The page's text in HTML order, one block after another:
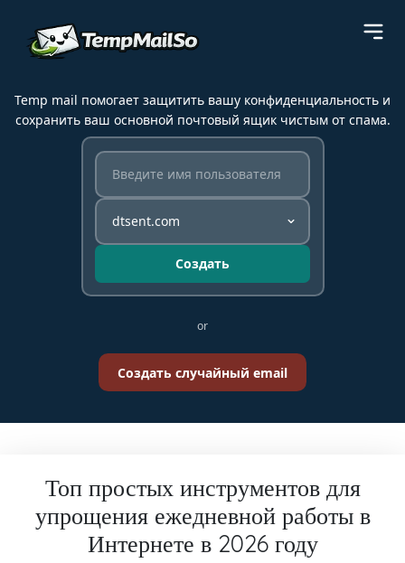
Temp mail помогает защитить вашу конфиденциальность и
сохранить ваш основной почтовый ящик чистым от спама.
Создать
or
Создать случайный email
Топ простых инструментов для
упрощения ежедневной работы в
Интернете в 2026 году